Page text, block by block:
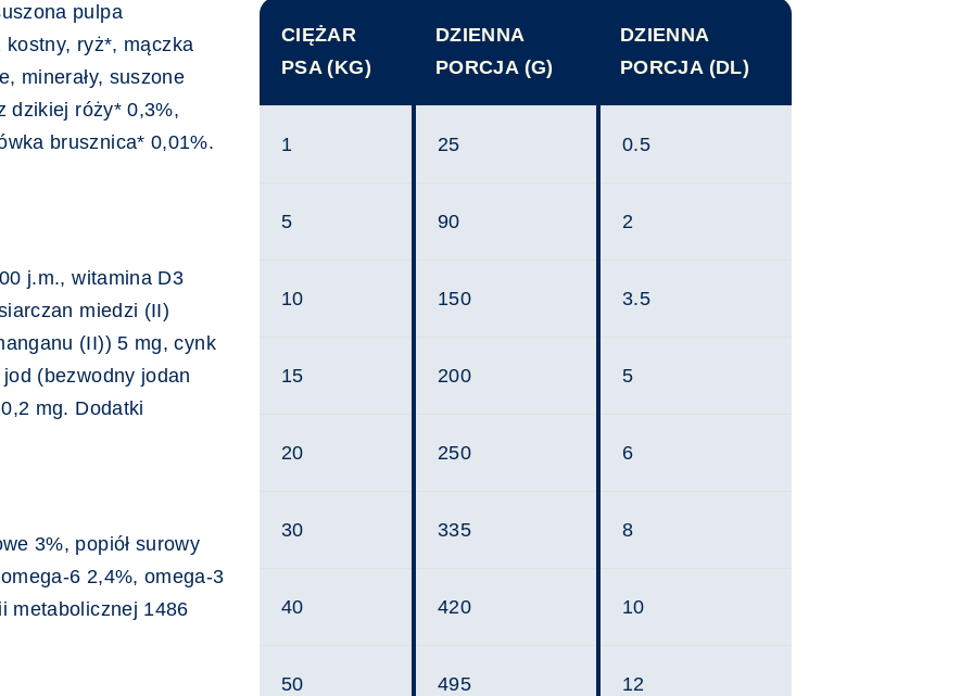
pulpa
kostny, ryż*, mączka
minerały, suszone
dzikiej róży* 0,3%,
brusznica* 0,01%.
j.m., witamina D3
miedzi (II)
(II)) 5 mg, cynk
(bezwodny jodan
mg. Dodatki
3%, popiół surowy
6 2,4%, omega-3
metabolicznej 1486
CIĘŻAR
PSA (KG)
DZIENNA
PORCJA (G)
DZIENNA
PORCJA (DL)
1 25 0.5
5 90 2
10 150 3.5
15 200 5
20 250 6
30 335 8
40 420 10
50 495 12